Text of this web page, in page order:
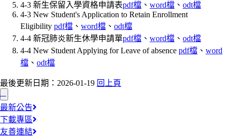
4-3 新生保留入學資格申請表pdf檔 、 word檔 、 odt檔
4-3 New Student's Application to Retain Enrollment
Eligibility pdf檔 、 word檔 、 odt檔
4-4 新冠肺炎新生休學申請單pdf檔 、 word檔 、 odt檔
4-4 New Student Applying for Leave of absence pdf檔 、 word
檔 、 odt檔
最後更新日期：2026-01-19 回上頁
:::
最新公告
下載專區
友善連結